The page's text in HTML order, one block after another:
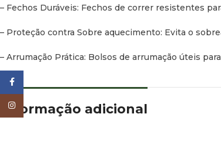
– Fechos Duráveis: Fechos de correr resistentes
– Proteção contra Sobre aquecimento: Evita o
– Arrumação Prática: Bolsos de arrumação úteis
Informação adicional
Instagram